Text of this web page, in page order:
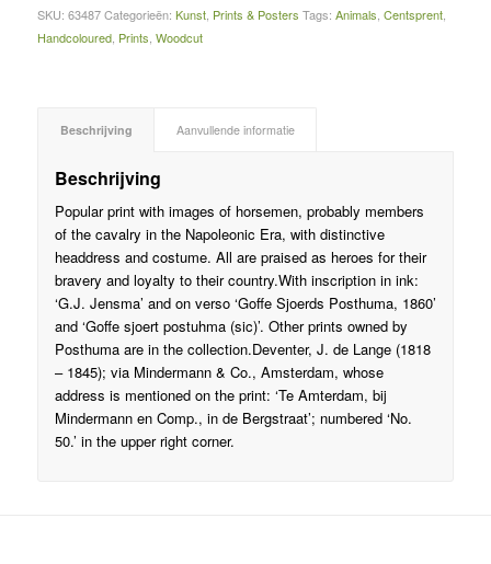
SKU: 63487 Categorieën: Kunst, Prints & Posters Tags: Animals Centsprent,
Handcoloured, Prints Woodcut
Beschrijving Aanvullende informatie
Beschrijving
Popular print with images of horsemen, probably members
of the cavalry in the Napoleonic Era, with distinctive
headdress and costume. All are praised as heroes for their
bravery and loyalty to their country.With inscription in ink:
‘G.J. Jensma’ and on verso ‘Goffe Sjoerds Posthuma, 1860’
and ‘Goffe sjoert postuhma (sic)’. Other prints owned by
Posthuma are in the collection.Deventer, J. de Lange (1818
– 1845); via Mindermann & Co., Amsterdam, whose
address is mentioned on the print: ‘Te Amterdam, bij
Mindermann en Comp., in de Bergstraat’; numbered ‘No.
50.’ in the upper right corner.